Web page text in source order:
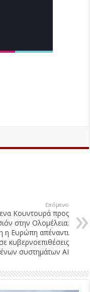
Επόμενο
Κουντουρά προς
στην Ολομέλεια:
η Ευρώπη απέναντι
κυβερνοεπιθέσεις
συστημάτων AI